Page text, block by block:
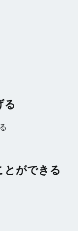
る
とができる